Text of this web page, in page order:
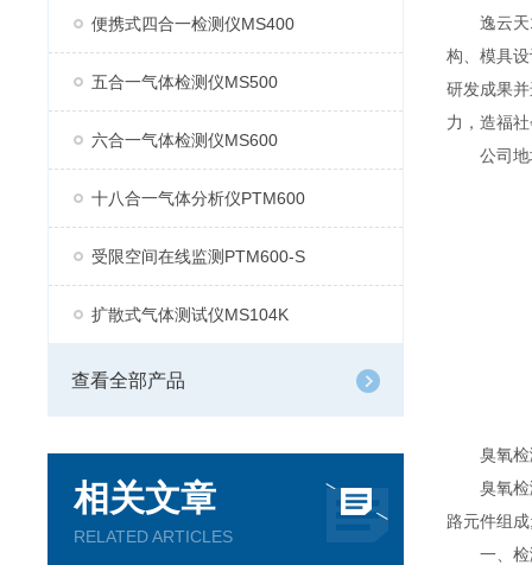
便携式四合一检测仪MS400
五合一气体检测仪MS500
六合一气体检测仪MS600
十八合一气体分析仪PTM600
受限空间在线监测PTM600-S
扩散式气体测试仪MS104K
查看全部产品
相关文章
RELATED ARTICLES
逸云天13
构、模具
研发成果
力，造福
公司地址
臭氧检
臭氧检测
路元件组
一、检